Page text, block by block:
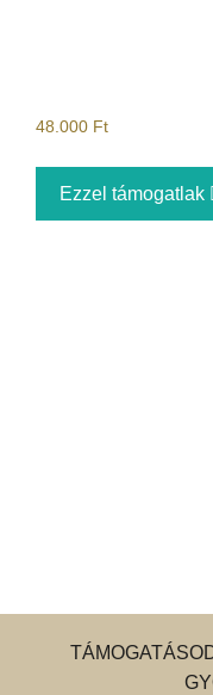
48.000 Ft
Ezzel támogatlak